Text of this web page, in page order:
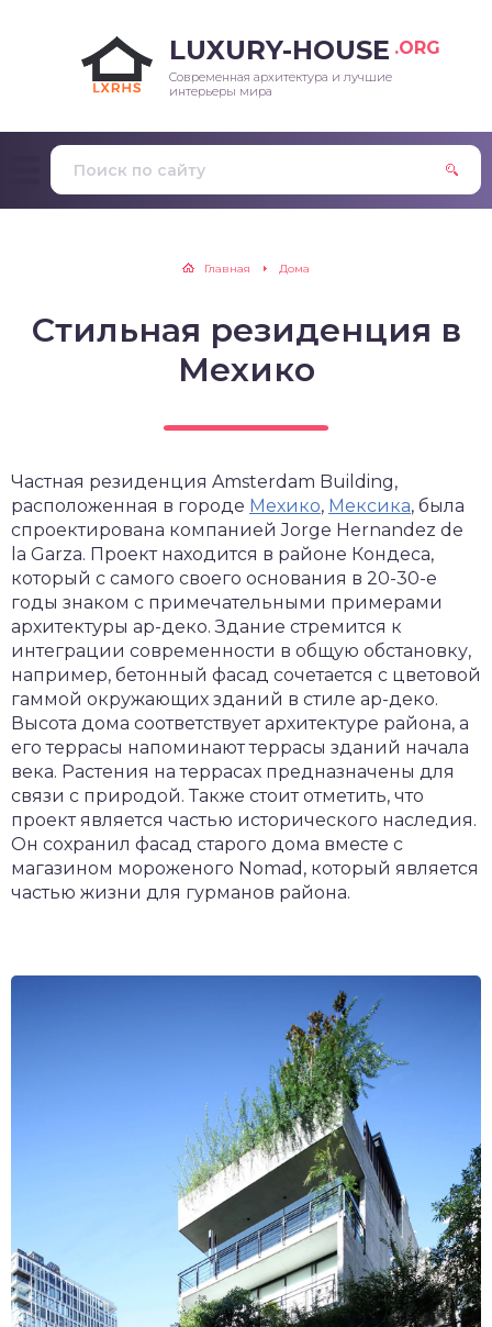
LUXURY-HOUSE .ORG
Современная архитектура и лучшие
интерьеры мира
Главная Дома
Стильная резиденция в
Мехико
Частная резиденция Amsterdam Building,
расположенная в городе Мехико, Мексика, была
спроектирована компанией Jorge Hernandez de
la Garza. Проект находится в районе Кондеса,
который с самого своего основания в 20-30-е
годы знаком с примечательными примерами
архитектуры ар-деко. Здание стремится к
интеграции современности в общую обстановку,
например, бетонный фасад сочетается с цветовой
гаммой окружающих зданий в стиле ар-деко.
Высота дома соответствует архитектуре района, а
его террасы напоминают террасы зданий начала
века. Растения на террасах предназначены для
связи с природой. Также стоит отметить, что
проект является частью исторического наследия.
Он сохранил фасад старого дома вместе с
магазином мороженого Nomad, который является
частью жизни для гурманов района.